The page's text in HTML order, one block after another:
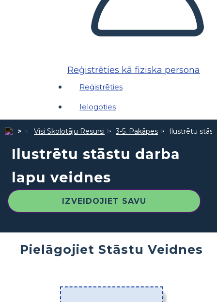
Reģistrēties kā fiziska persona
Reģistrēties
Ielogoties
Visi Skolotāju Resursi 3-5. Pakāpes Ilustrētu
Ilustrētu stāstu darba
lapu veidnes
IZVEIDOJIET SAVU
Pielāgojiet Stāstu Veidnes